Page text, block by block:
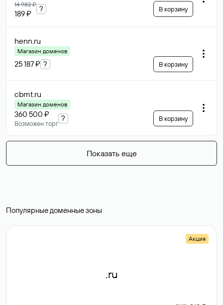
14 982 ₽
189 ₽
? В корзину
henn.ru
Магазин доменов
25 187 ₽ ? В корзину
cbmt.ru
Магазин доменов
360 500 ₽
Возможен торг
? В корзину
Показать еще
Популярные доменные зоны
Акция
.ru